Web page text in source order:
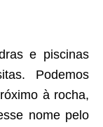
e piscinas
Podemos
à rocha,
nome pelo